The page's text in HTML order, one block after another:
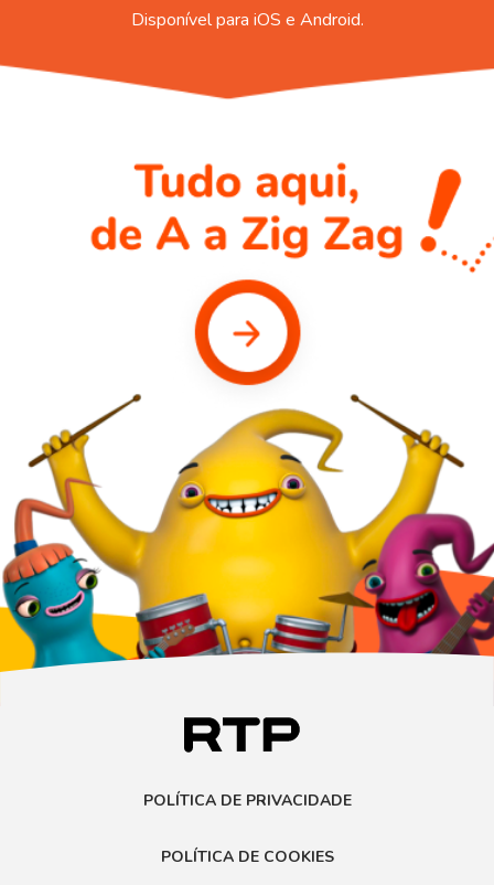
Disponível para iOS e Android.
POLÍTICA DE PRIVACIDADE
POLÍTICA DE COOKIES